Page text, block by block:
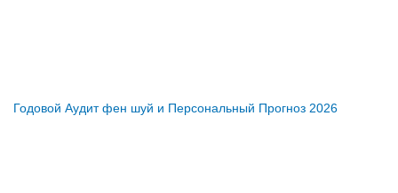
Годовой Аудит фен шуй и Персональный Прогноз 2026